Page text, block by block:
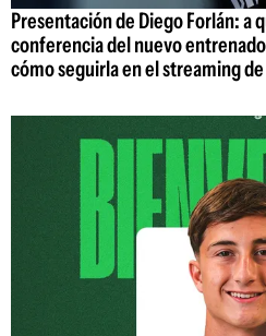
Presentación de Diego Forlán: a
conferencia del nuevo
cómo seguirla en el streaming